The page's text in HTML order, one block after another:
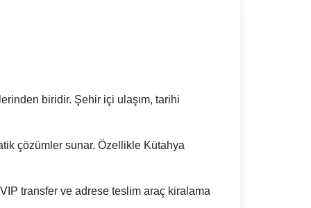
biridir. Şehir içi ulaşım, tarihi
çözümler sunar. Özellikle Kütahya
transfer ve adrese teslim araç kiralama